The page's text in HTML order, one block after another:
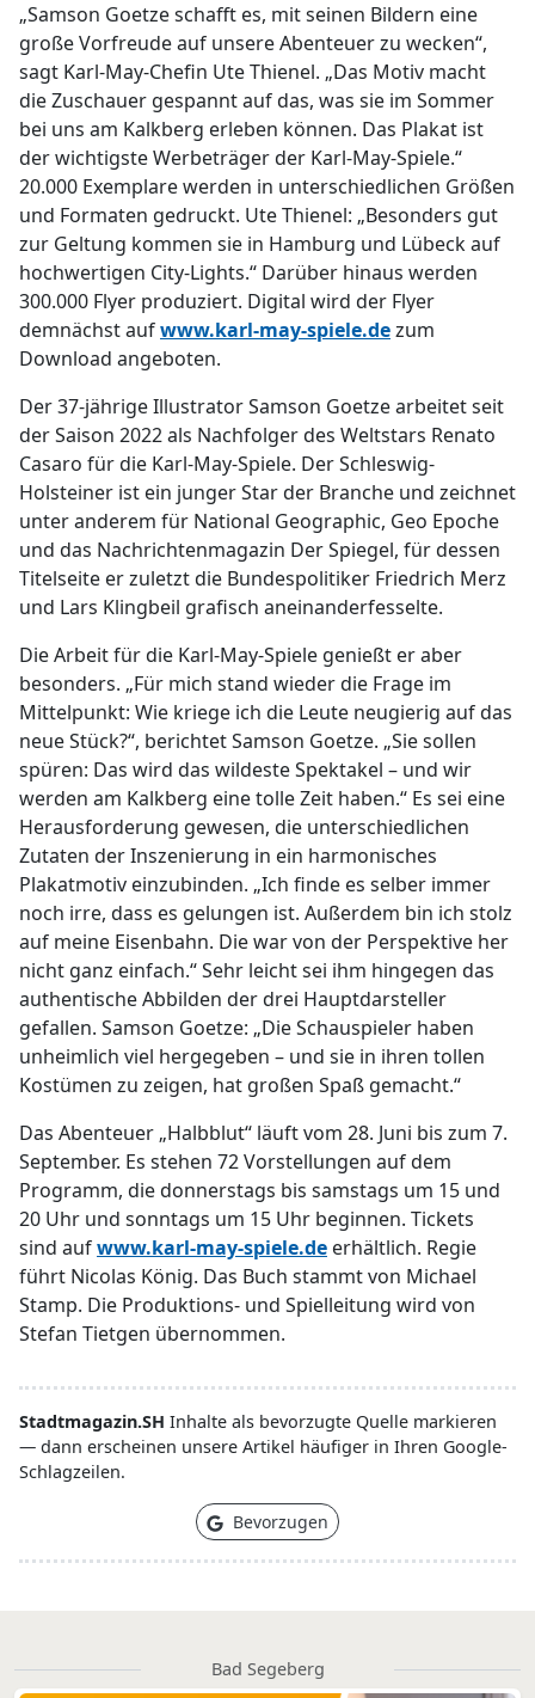
„Samson Goetze schafft es, mit seinen Bildern eine
große Vorfreude auf unsere Abenteuer zu wecken“,
sagt Karl-May-Chefin Ute Thienel. „Das Motiv macht
die Zuschauer gespannt auf das, was sie im Sommer
bei uns am Kalkberg erleben können. Das Plakat ist
der wichtigste Werbeträger der Karl-May-Spiele.“
20.000 Exemplare werden in unterschiedlichen Größen
und Formaten gedruckt. Ute Thienel: „Besonders gut
zur Geltung kommen sie in Hamburg und Lübeck auf
hochwertigen City-Lights.“ Darüber hinaus werden
300.000 Flyer produziert. Digital wird der Flyer
demnächst aufwww.karl-may-spiele.dezum
Download angeboten.
Der 37-jährige Illustrator Samson Goetze arbeitet seit
der Saison 2022 als Nachfolger des Weltstars Renato
Casaro für die Karl-May-Spiele. Der Schleswig-
Holsteiner ist ein junger Star der Branche und zeichnet
unter anderem für National Geographic, Geo Epoche
und das Nachrichtenmagazin Der Spiegel, für dessen
Titelseite er zuletzt die Bundespolitiker Friedrich Merz
und Lars Klingbeil grafisch aneinanderfesselte.
Die Arbeit für die Karl-May-Spiele genießt er aber
besonders. „Für mich stand wieder die Frage im
Mittelpunkt: Wie kriege ich die Leute neugierig auf das
neue Stück?“, berichtet Samson Goetze. „Sie sollen
spüren: Das wird das wildeste Spektakel – und wir
werden am Kalkberg eine tolle Zeit haben.“ Es sei eine
Herausforderung gewesen, die unterschiedlichen
Zutaten der Inszenierung in ein harmonisches
Plakatmotiv einzubinden. „Ich finde es selber immer
noch irre, dass es gelungen ist. Außerdem bin ich stolz
auf meine Eisenbahn. Die war von der Perspektive her
nicht ganz einfach.“ Sehr leicht sei ihm hingegen das
authentische Abbilden der drei Hauptdarsteller
gefallen. Samson Goetze: „Die Schauspieler haben
unheimlich viel hergegeben – und sie in ihren tollen
Kostümen zu zeigen, hat großen Spaß gemacht.“
Das Abenteuer „Halbblut“ läuft vom 28. Juni bis zum 7.
September. Es stehen 72 Vorstellungen auf dem
Programm, die donnerstags bis samstags um 15 und
20 Uhr und sonntags um 15 Uhr beginnen. Tickets
sind aufwww.karl-may-spiele.de erhältlich. Regie
führt Nicolas König. Das Buch stammt von Michael
Stamp. Die Produktions- und Spielleitung wird von
Stefan Tietgen übernommen.
Stadtmagazin.SH Inhalte als bevorzugte Quelle markieren
— dann erscheinen unsere Artikel häufiger in Ihren Google-
Schlagzeilen.
Bevorzugen
Bad Segeberg